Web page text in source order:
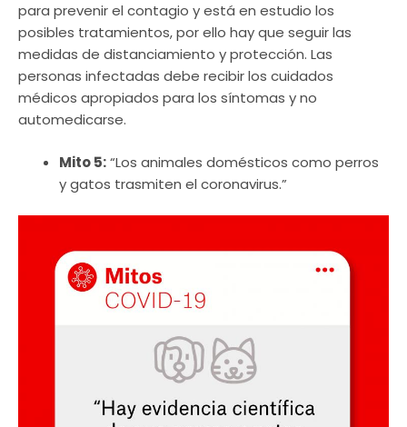
para prevenir el contagio y está en estudio los
posibles tratamientos, por ello hay que seguir las
medidas de distanciamiento y protección. Las
personas infectadas debe recibir los cuidados
médicos apropiados para los síntomas y no
automedicarse.
Mito 5:“Los animales domésticos como perros
y gatos trasmiten el coronavirus.”